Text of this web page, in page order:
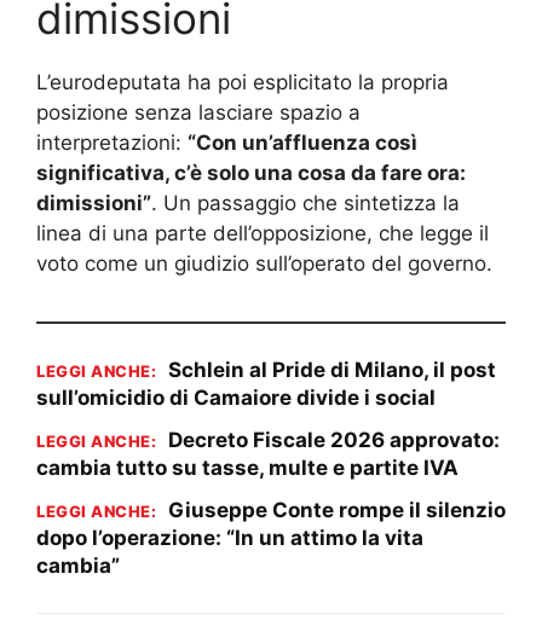
dimissioni
L’eurodeputata ha poi esplicitato la propria
posizione senza lasciare spazio a
interpretazioni: “Con un’affluenza così
significativa, c’è solo una cosa da fare ora:
dimissioni”. Un passaggio che sintetizza la
linea di una parte dell’opposizione, che legge il
voto come un giudizio sull’operato del governo.
LEGGI ANCHE:
Schlein al Pride di Milano, il post
sull’omicidio di Camaiore divide i social
LEGGI ANCHE:
Decreto Fiscale 2026 approvato:
cambia tutto su tasse, multe e partite IVA
LEGGI ANCHE:
Giuseppe Conte rompe il silenzio
dopo l’operazione: “In un attimo la vita
cambia”